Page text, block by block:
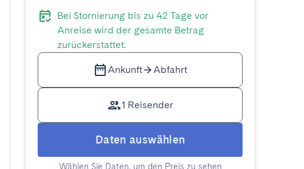
Bei Stornierung bis zu 42 Tage vor
Anreise wird der gesamte Betrag
zurückerstattet.
Ankunft Abfahrt
1 Reisender
Daten auswählen
Wählen Sie Daten, um den Preis zu sehen